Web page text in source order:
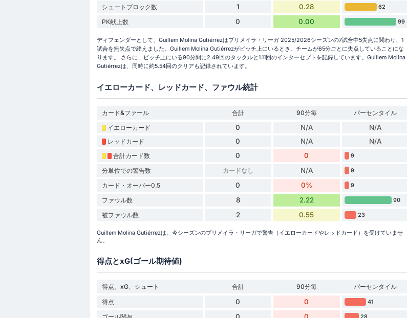
シュートブロック数 1 0.28 62
PK献上数 0 0.00 99
ディフェンダーとして、Guillem Molina Gutiérrezはプリメイラ・リーガ 2025/2026シーズンの7試合中5失点に関わり、1
試合を無失点で終えました。Guillem Molina Gutiérrezがピッチ上にいるとき、チームが65分ごとに失点していることにな
ります。 さらに、ピッチ上にいる90分間に2.49回のタックルと1.11回のインターセプトを記録しています。Guillem Molina
Gutiérrezは、同時に約5.54回のクリアも記録されています。
イエローカード、レッドカード、ファウル統計
カード&ファール 合計 90分毎
パーセンタイル
イエローカード
0 N/A N/A
レッドカード 0 N/A N/A
合計カード数 0 0 9
分単位での警告数 カードなし N/A 9
カード・オーバー0.5 0 0% 9
ファウル数 8 2.22 90
被ファウル数 2 0.55 23
Guillem Molina Gutiérrezは、今シーズンのプリメイラ・リーガで警告（イエローカードやレッドカード）を受けていませ
ん。
得点とxG(ゴール期待値)
得点、xG、シュート 合計 90分毎
パーセンタイル
得点
0 0 41